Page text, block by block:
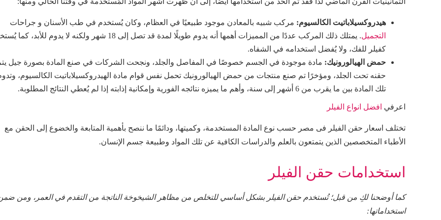
هيدروكسيلاباتيت الكالسيوم: مركب شبيه بالمعادن موجود طبيعيًا في العظام، وكان يُستخدم في طب الأسنان و جراحات
التجميل
. يمتلك ذلك المركب عددًا من المميزات أهمها أنه يدوم طويلًا لمدة قد تصل إلى 18 شهر ولكنه لا يدوم للأبد،
كفيلر للفك، ولا يُفضل استخدامه في الشفاه.
حمض الهيالورونيك: مادة موجودة في الجسم خصوصًا في المفاصل والجلد، ونجحت الشركات في صنع المادة بصورة جيل
حقنه تحت الجلد، ومؤخرًا تم صنع منتجات من حمض الهيالورونيك تحمل نفس قوام مادة الهيدروكسيلاباتيت الكالسيوم،
تلك المادة بين ما يقرب من 6 أشهر إلى سنة، وأهم ما يميزه نتائجه الفورية وإمكانية إذابته إذا لم يُعطي النتائج المطلوبة.
اعرفي افضل انواع الفيلر
تختلف اسعار حقن الفيلر فى مصر حسب نوع المادة المستخدمة، وكميتها، ودائمًا ما ننصح بأهمية المتابعة والخضوع إلى الحقن مع
الأطباء المتخصصين الذين يتمتعون بالعلم والدراسات الكافية عن تلك المواد وطبيعة جسم الإنسان.
استخدامات حقن الفيلر
كما أوضحنا لكِ من قبل؛ تُستخدم حقن الفيلر بشكل أساسي للتخلص من مظاهر الشيخوخة الناتجة من التقدم في العمر، ومن
استخداماتها: